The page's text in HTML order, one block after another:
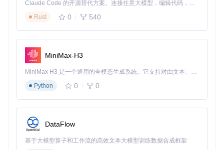
# 克隆项目仓库
# 一键安装并创建conda环境
验证方法：运行以下命令检查安装是否成功：
# 预期输出：rmats-turbo v4.1.2 (或更高版本)
⚠️避坑指南：安装过程中若遇到"权限不足"错误，请勿使
Claude Code 的开源替代方案。连接任意大模型，编辑代码，运行命令，自动验证 — 全自动执行。用 Rust 构建，极致性能。 ｜ An open-source alternative to Claude Code. Connect any LLM, edit code, run commands, and verify changes — autonomously. Built in Rust for speed. Get Started
Rust
0 540
MiniMax-H3
MiniMax H3 是一个通用的全模态生成系统。它支持对由文本、图像、视频和音频组成的多模态上下文进行统一理解，并能生成分辨率高达 2K、时长可达 15 秒的带原生立体声音频的视频。得益于面向任务泛化的系统设计，H3 在预训练阶段就已具备广泛的多模态上下文理解与生成能力，能够出色地执行复杂的多模态指令。
Python
0 0
DataFlow
基于大模型算子和工作流的高效文本大模型训练数据合成框架